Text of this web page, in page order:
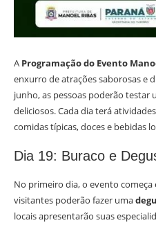
A Programação do Evento
enxurro de atrações saborosas e
junho, as pessoas poderão testar
deliciosos. Cada dia terá
comidas típicas, doces e bebidas
Dia 19: Buraco e
No primeiro dia, o evento começa
visitantes poderão fazer uma
locais apresentarão suas